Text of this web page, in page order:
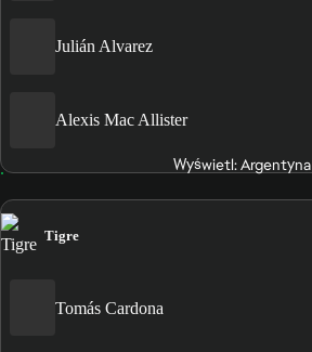
Julián Alvarez
Alexis Mac Allister
Wyświetl: Argentyna
Tigre
Tomás Cardona